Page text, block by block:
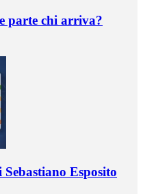
parte chi arriva?
Esposito